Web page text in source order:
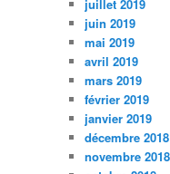
juillet 2019
juin 2019
mai 2019
avril 2019
mars 2019
février 2019
janvier 2019
décembre 2018
novembre 2018